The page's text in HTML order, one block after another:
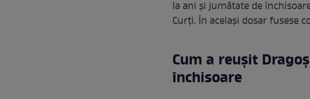
la ani și jumătate de
Curți. În același dosar fusese
Cum a reușit
închisoare